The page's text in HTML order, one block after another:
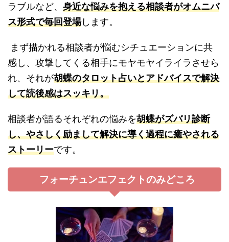
ラブルなど、 身近な悩みを抱える相談者がオムニバ
ス形式で毎回登場します。
まず描かれる相談者が悩むシチュエーションに共
感し、攻撃してくる相手にモヤモヤイライラさせら
れ、それが胡蝶のタロット占いとアドバイスで解決
して読後感はスッキリ。
相談者が語るそれぞれの悩みを胡蝶がズバリ診断
し、やさしく励まして解決に導く過程に癒やされる
ストーリーです。
フォーチュンエフェクトのみどころ